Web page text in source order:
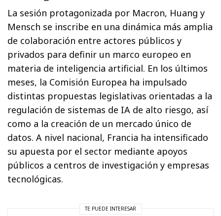
La sesión protagonizada por Macron, Huang y
Mensch se inscribe en una dinámica más amplia
de colaboración entre actores públicos y
privados para definir un marco europeo en
materia de inteligencia artificial. En los últimos
meses, la Comisión Europea ha impulsado
distintas propuestas legislativas orientadas a la
regulación de sistemas de IA de alto riesgo, así
como a la creación de un mercado único de
datos. A nivel nacional, Francia ha intensificado
su apuesta por el sector mediante apoyos
públicos a centros de investigación y empresas
tecnológicas.
TE PUEDE INTERESAR